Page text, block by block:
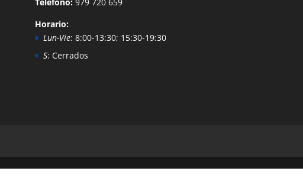
Horario:
Lun-Vie: 8:00-13:30; 15:30-19:30
S: Cerrados